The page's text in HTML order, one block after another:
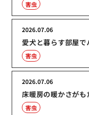
害虫
愛犬と暮らす部屋
2026.07.06
害虫
床暖房の暖かさが
2026.07.06
害虫